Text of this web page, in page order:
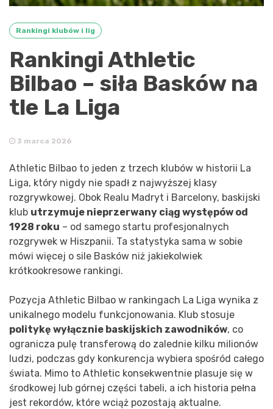
Rankingi klubów i lig
Rankingi Athletic
Bilbao – siła Basków na
tle La Liga
3 marca 2026
Athletic Bilbao to jeden z trzech klubów w historii La
Liga, który nigdy nie spadł z najwyższej klasy
rozgrywkowej. Obok Realu Madryt i Barcelony, baskijski
klub utrzymuje nieprzerwany ciąg występów od
1928 roku – od samego startu profesjonalnych
rozgrywek w Hiszpanii. Ta statystyka sama w sobie
mówi więcej o sile Basków niż jakiekolwiek
krótkookresowe rankingi.
Pozycja Athletic Bilbao w rankingach La Liga wynika z
unikalnego modelu funkcjonowania. Klub stosuje
politykę wyłącznie baskijskich zawodników, co
ogranicza pulę transferową do zalednie kilku milionów
ludzi, podczas gdy konkurencja wybiera spośród całego
świata. Mimo to Athletic konsekwentnie plasuje się w
środkowej lub górnej części tabeli, a ich historia pełna
jest rekordów, które wciąż pozostają aktualne.